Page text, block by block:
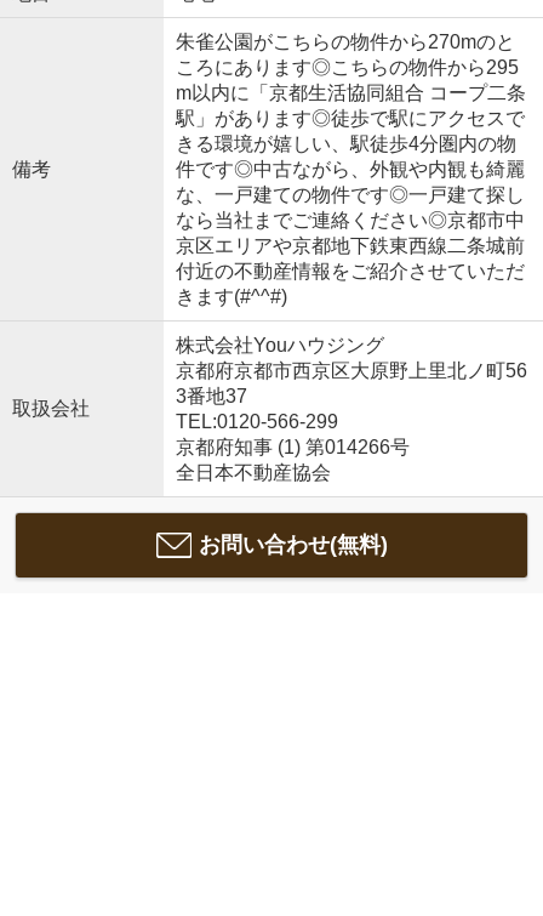
備考
朱雀公園がこちらの物件から270mのと
ころにあります◎こちらの物件から295
m以内に「京都生活協同組合 コープ二条
駅」があります◎徒歩で駅にアクセスで
きる環境が嬉しい、駅徒歩4分圏内の物
件です◎中古ながら、外観や内観も綺麗
な、一戸建ての物件です◎一戸建て探し
なら当社までご連絡ください◎京都市中
京区エリアや京都地下鉄東西線二条城前
付近の不動産情報をご紹介させていただ
きます(#^^#)
取扱会社
株式会社Youハウジング
京都府京都市西京区大原野上里北ノ町56
3番地37
TEL:0120-566-299
京都府知事 (1) 第014266号
全日本不動産協会
お問い合わせ(無料)